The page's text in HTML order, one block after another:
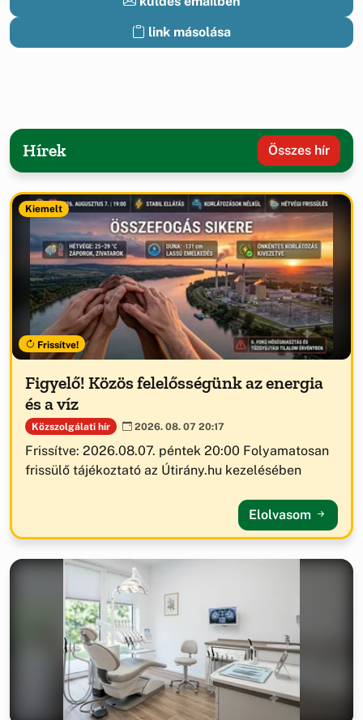
link másolása
Hírek Összes hír
Kiemelt
Frissítve!
Figyelő! Közös felelősségünk az energia
és a víz
Közszolgálati hír 2026. 08. 07 20:17
Frissítve: 2026.08.07. péntek 20:00 Folyamatosan
frissülő tájékoztató az Útirány.hu kezelésében
Elolvasom